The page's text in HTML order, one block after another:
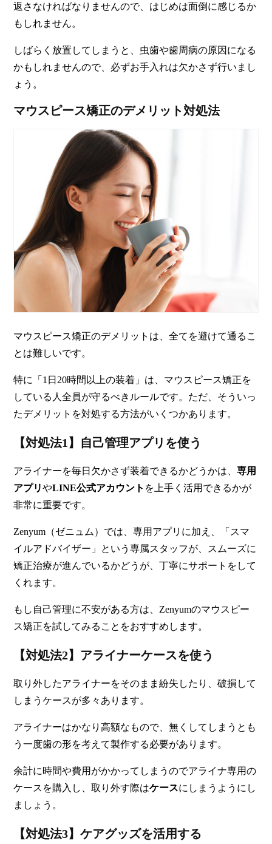
返さなければなりませんので、はじめは面倒に感じるか
もしれません。
しばらく放置してしまうと、虫歯や歯周病の原因になる
かもしれませんので、必ずお手入れは欠かさず行いまし
ょう。
マウスピース矯正のデメリット対処法
マウスピース矯正のデメリットは、全てを避けて通るこ
とは難しいです。
特に「1日20時間以上の装着」は、マウスピース矯正を
している人全員が守るべきルールです。ただ、そういっ
たデメリットを対処する方法がいくつかあります。
【対処法1】自己管理アプリを使う
アライナーを毎日欠かさず装着できるかどうかは、専用
アプリやLINE公式アカウント を上手く活用できるかが
非常に重要です。
Zenyum（ゼニュム）では、専用アプリに加え、「スマ
イルアドバイザー」という専属スタッフが、スムーズに
矯正治療が進んでいるかどうが、丁寧にサポートをして
くれます。
もし自己管理に不安がある方は、Zenyumのマウスピー
ス矯正を試してみることをおすすめします。
【対処法2】アライナーケースを使う
取り外したアライナーをそのまま紛失したり、破損して
しまうケースが多々あります。
アライナーはかなり高額なもので、無くしてしまうとも
う一度歯の形を考えて製作する必要があります。
余計に時間や費用がかかってしまうのでアライナ専用の
ケースを購入し、取り外す際はケースにしまうようにし
ましょう。
【対処法3】ケアグッズを活用する